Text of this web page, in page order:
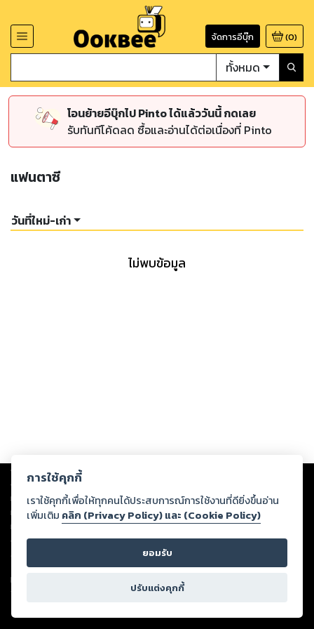
จัดการอีบุ๊ก (0)
ทั้งหมด
โอนย้ายอีบุ๊กไป Pinto ได้แล้ววันนี้ กดเลย
รับทันทีโค้ดลด ซื้อและอ่านได้ต่อเนื่องที่ Pinto
แฟนตาซี
วันที่ใหม่-เก่า
ไม่พบข้อมูล
Copyright © 2026
ต่อผลงานหรือเนื้อหาใดที่อัปโหลดผ่านเว็บไซต์และปรากฏว่าละเมิดสิทธิใน
ทรัพย์สินทางปัญญาของบุคคลอื่นหรือขัดต่อกฎหมายและศีลธรรม ดังนั้น ผู้อ่าน
ทุกท่านโปรดใช้วิจารณญาณในการกลั่นกรองด้วยตนเอง และหากท่านพบว่าส่วน
หนึ่งส่วนใดขัดต่อกฎหมายและศีลธรรม กรุณาแจ้งมายังบริษัท เพื่อทีมงานจะได้
ดำเนินการในทันที ทั้งนี้ ทางสตอรี่ล็อกขอสงวนลิขสิทธิ์ตามพระราชบัญญัติ
ลิขสิทธิ์ พ.ศ. 2537 (ฉบับล่าสุด)
For support: member@ookbee.com
Version
การใช้คุกกี้
เราใช้คุกกี้เพื่อให้ทุกคนได้ประสบการณ์การใช้งานที่ดียิ่งขึ้นอ่าน
เพิ่มเติม คลิก (Privacy Policy) และ (Cookie Policy)
ยอมรับ
ปรับแต่งคุกกี้